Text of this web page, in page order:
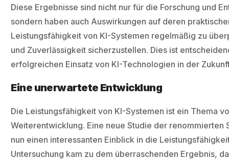
Diese Ergebnisse sind nicht nur für die Forschung und
sondern haben auch Auswirkungen auf deren
Leistungsfähigkeit von KI-Systemen regelmäßig zu
und Zuverlässigkeit sicherzustellen. Dies ist
erfolgreichen Einsatz von KI-Technologien in der
Eine unerwartete Entwicklung
Die Leistungsfähigkeit von KI-Systemen ist ein Thema
Weiterentwicklung. Eine neue Studie der renommierten
nun einen interessanten Einblick in die
Untersuchung kam zu dem überraschenden Ergebnis,